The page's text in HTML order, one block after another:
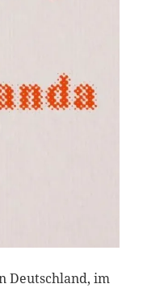
Deutschland, im